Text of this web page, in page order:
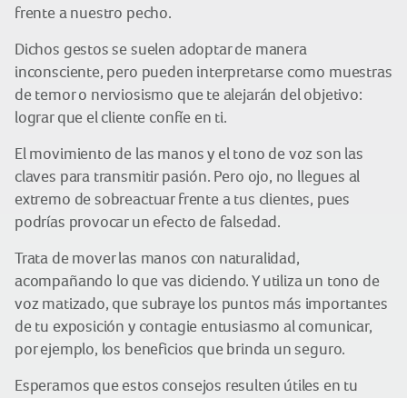
frente a nuestro pecho.
Dichos gestos se suelen adoptar de manera
inconsciente, pero pueden interpretarse como muestras
de temor o nerviosismo que te alejarán del objetivo:
lograr que el cliente confíe en ti.
El movimiento de las manos y el tono de voz son las
claves para transmitir pasión. Pero ojo, no llegues al
extremo de sobreactuar frente a tus clientes, pues
podrías provocar un efecto de falsedad.
Trata de mover las manos con naturalidad,
acompañando lo que vas diciendo. Y utiliza un tono de
voz matizado, que subraye los puntos más importantes
de tu exposición y contagie entusiasmo al comunicar,
por ejemplo, los beneficios que brinda un seguro.
Esperamos que estos consejos resulten útiles en tu